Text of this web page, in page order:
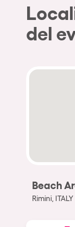
del
Beach
Rimini, ITALY